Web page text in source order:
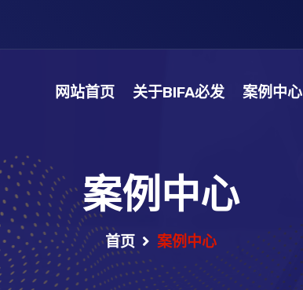
网站首页 关于BIFA必发 案例中心
案例中心
首页 案例中心